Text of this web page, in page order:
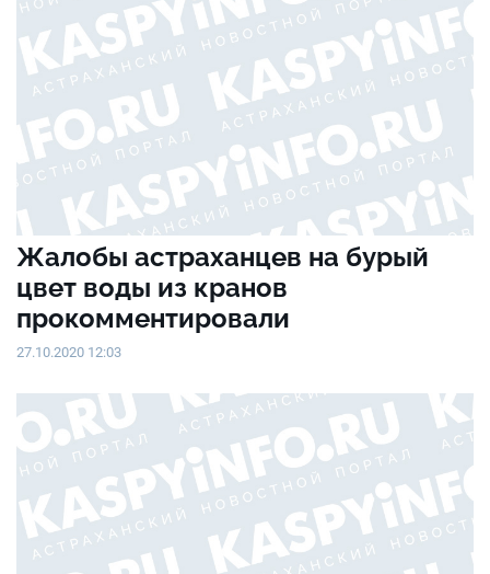
Жалобы астраханцев на бурый
цвет воды из кранов
прокомментировали
27.10.2020 12:03